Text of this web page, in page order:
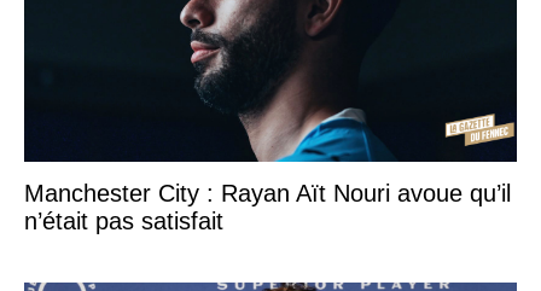
Manchester City : Rayan Aït Nouri avoue qu’il
n’était pas satisfait